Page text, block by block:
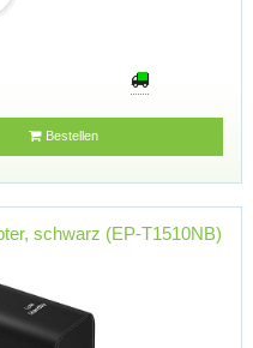
Bestellen
schwarz (EP-T1510NB)